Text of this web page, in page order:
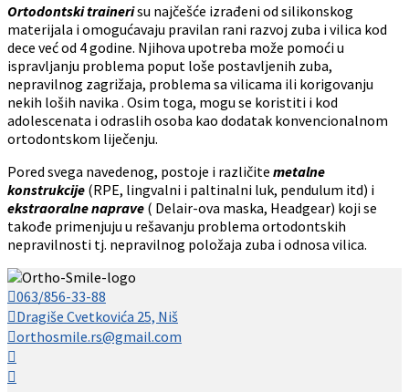
Ortodontski trainerisu najčešće izrađeni od silikonskog
materijala i omogućavaju pravilan rani razvoj zuba i vilica kod
dece već od 4 godine. Njihova upotreba može pomoći u
ispravljanju problema poput loše postavljenih zuba,
nepravilnog zagrižaja, problema sa vilicama ili korigovanju
nekih loših navika . Osim toga, mogu se koristiti i kod
adolescenata i odraslih osoba kao dodatak konvencionalnom
ortodontskom liječenju.
Pored svega navedenog, postoje i različite metalne
konstrukcije (RPE, lingvalni i paltinalni luk, pendulum itd) i
ekstraoralne naprave ( Delair-ova maska, Headgear) koji se
takođe primenjuju u rešavanju problema ortodontskih
nepravilnosti tj. nepravilnog položaja zuba i odnosa vilica.
063/856-33-88
Dragiše Cvetkovića 25, Niš
orthosmile.rs@gmail.com